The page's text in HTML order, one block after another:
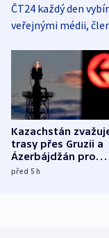
ČT24 každý den
veřejnými médii,
Kazachstán
trasy přes Gruzii a
Ázerbájdžán pro
vývoz ropy do
před 5h